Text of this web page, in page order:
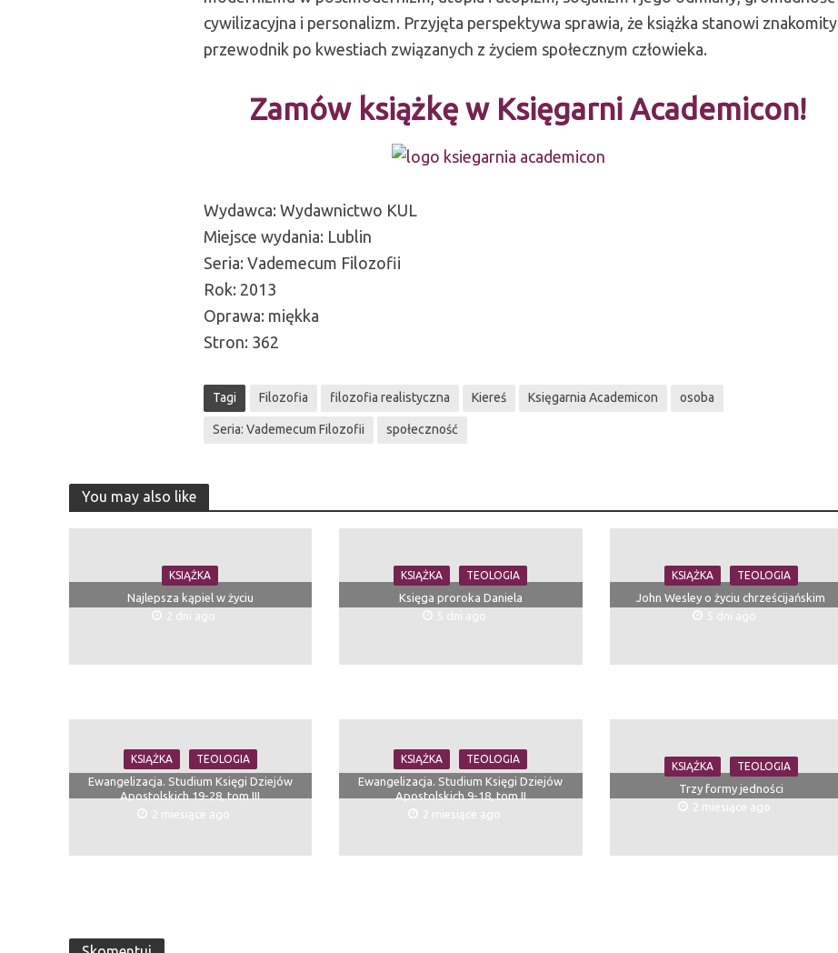
cywilizacyjna i personalizm. Przyjęta perspektywa sprawia, że książka stanowi znakomity
przewodnik po kwestiach związanych z życiem społecznym człowieka.
Zamów książkę w Księgarni Academicon!
Wydawca: Wydawnictwo KUL
Miejsce wydania: Lublin
Seria: Vademecum Filozofii
Rok: 2013
Oprawa: miękka
Stron: 362
Tagi Filozofia filozofia realistyczna Kiereś Księgarnia Academicon osoba
Seria: Vademecum Filozofii społeczność
You may also like
KSIĄŻKA
Najlepsza kąpiel w życiu
2 dni ago
KSIĄŻKA TEOLOGIA
Księga proroka Daniela
5 dni ago
KSIĄŻKA TEOLOGIA
John Wesley o życiu chrześcijańskim
5 dni ago
KSIĄŻKA TEOLOGIA
Ewangelizacja. Studium Księgi Dziejów
Apostolskich 19-28, tom III
2 miesiące ago
KSIĄŻKA TEOLOGIA
Ewangelizacja. Studium Księgi Dziejów
Apostolskich 9-18, tom II
2 miesiące ago
KSIĄŻKA TEOLOGIA
Trzy formy jedności
2 miesiące ago